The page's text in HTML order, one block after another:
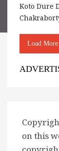
About us
Koto Dure
Load More
on this